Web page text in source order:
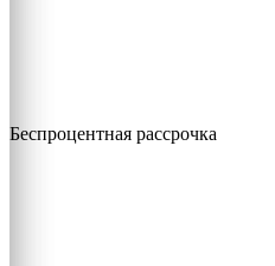
Беспроцентная рассрочка